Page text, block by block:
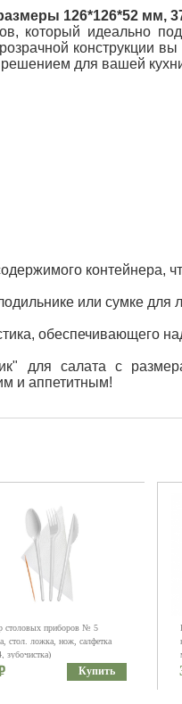
126*126*52 мм,
который идеально
конструкции вы
для вашей
контейнера,
или сумке для
обеспечивающего
для салата с
и аппетитным!
столовых приборов № 5
стол. ложка, нож, салфетка
зубочистка)
Купить